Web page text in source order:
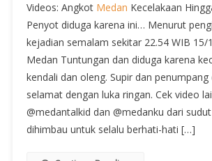
Videos: Angkot Medan Kecelakaan
Penyot diduga karena ini… Menurut
kejadian semalam sekitar 22.54 WIB 15/
Medan Tuntungan dan diduga karena
kendali dan oleng. Supir dan penumpang
selamat dengan luka ringan. Cek video
@medantalkid dan @medanku dari
dihimbau untuk selalu berhati-hati […]